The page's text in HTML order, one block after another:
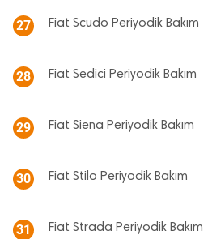
27 Fiat Scudo Periyodik Bakım
28 Fiat Sedici Periyodik Bakım
29 Fiat Siena Periyodik Bakım
30 Fiat Stilo Periyodik Bakım
31 Fiat Strada Periyodik Bakım